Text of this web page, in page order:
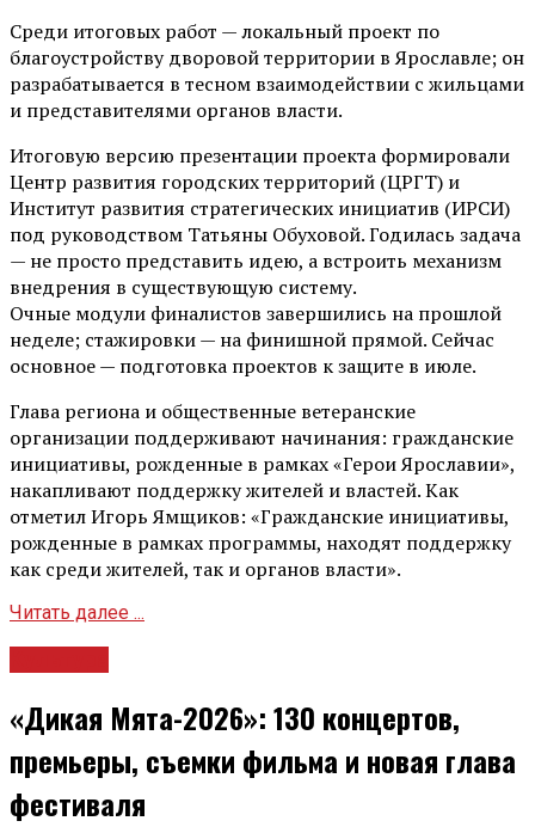
Среди итоговых работ — локальный проект по
благоустройству дворовой территории в Ярославле; он
разрабатывается в тесном взаимодействии с жильцами
и представителями органов власти.
Итоговую версию презентации проекта формировали
Центр развития городских территорий (ЦРГТ) и
Институт развития стратегических инициатив (ИРСИ)
под руководством Татьяны Обуховой. Годилась задача
— не просто представить идею, а встроить механизм
внедрения в существующую систему.
Очные модули финалистов завершились на прошлой
неделе; стажировки — на финишной прямой. Сейчас
основное — подготовка проектов к защите в июле.
Глава региона и общественные ветеранские
организации поддерживают начинания: гражданские
инициативы, рожденные в рамках «Герои Ярославии»,
накапливают поддержку жителей и властей. Как
отметил Игорь Ямщиков: «Гражданские инициативы,
рожденные в рамках программы, находят поддержку
как среди жителей, так и органов власти».
Читать далее ...
«Дикая Мята-2026»: 130 концертов,
премьеры, съемки фильма и новая глава
фестиваля